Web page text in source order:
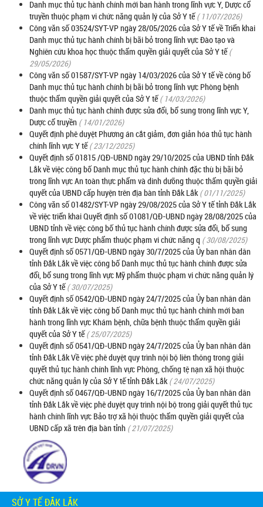
Danh mục thủ tục hành chính mới ban hành trong lĩnh vực Y, Dược cổ
truyền thuộc phạm vi chức năng quản lý của Sở Y tế ( 11/07/2026)
Công văn số 03524/SYT-VP ngày 28/05/2026 của Sở Y tế về Triển khai
Danh mục thủ tục hành chính bị bãi bỏ trong lĩnh vực Đào tạo và
Nghiên cứu khoa học thuộc thẩm quyền giải quyết của Sở Y tế (
29/05/2026)
Công văn số 01587/SYT-VP ngày 14/03/2026 của Sở Y tế về công bố
Danh mục thủ tục hành chính bị bãi bỏ trong lĩnh vực Phòng bệnh
thuộc thẩm quyền giải quyết của Sở Y tế ( 14/03/2026)
Danh mục thủ tục hành chính được sửa đổi, bổ sung trong lĩnh vực Y,
Dược cổ truyền ( 14/01/2026)
Quyết định phê duyệt Phương án cắt giảm, đơn giản hóa thủ tục hành
chính lĩnh vực Y tế ( 23/12/2025)
Quyết định số 01815 /QĐ-UBND ngày 29/10/2025 của UBND tỉnh Đắk
Lắk về việc công bố Danh mục thủ tục hành chính đặc thù bị bãi bỏ
trong lĩnh vực An toàn thực phẩm và dinh dưỡng thuộc thẩm quyền giải
quyết của UBND cấp huyện trên địa bàn tỉnh Đắk Lắk ( 01/11/2025)
Công văn số 01482/SYT-VP ngày 29/08/2025 của Sở Y tế tỉnh Đắk Lắk
về việc triển khai Quyết định số 01081/QĐ-UBND ngày 28/08/2025 của
UBND tỉnh về việc công bố thủ tục hành chính được sửa đổi, bổ sung
trong lĩnh vực Dược phẩm thuộc phạm vi chức năng q ( 30/08/2025)
Quyết định số 0571/QĐ-UBND ngày 30/7/2025 của Ủy ban nhân dân
tỉnh Đắk Lắk về việc công bố Danh mục thủ tục hành chính được sửa
đổi, bổ sung trong lĩnh vực Mỹ phẩm thuộc phạm vi chức năng quản lý
của Sở Y tế( 30/07/2025)
Quyết định số 0542/QĐ-UBND ngày 24/7/2025 của Ủy ban nhân dân
tỉnh Đắk Lắk về việc công bố Danh mục thủ tục hành chính mới ban
hành trong lĩnh vực Khám bệnh, chữa bệnh thuộc thẩm quyền giải
quyết của Sở Y tế ( 25/07/2025)
Quyết định số 0541/QĐ-UBND ngày 24/7/2025 của Ủy ban nhân dân
tỉnh Đắk Lắk Về việc phê duyệt quy trình nội bộ liên thông trong giải
quyết thủ tục hành chính lĩnh vực Phòng, chống tệ nạn xã hội thuộc
chức năng quản lý của Sở Y tế tỉnh Đắk Lắk ( 24/07/2025)
Quyết định số 0467/QĐ-UBND ngày 16/7/2025 của Ủy ban nhân dân
tỉnh Đắk Lắk về việc phê duyệt quy trình nội bộ trong giải quyết thủ tục
hành chính lĩnh vực Bảo trợ xã hội thuộc thẩm quyền giải quyết của
UBND cấp xã trên địa bàn tỉnh ( 21/07/2025)
SỞ Y TẾ ĐẮK LẮK